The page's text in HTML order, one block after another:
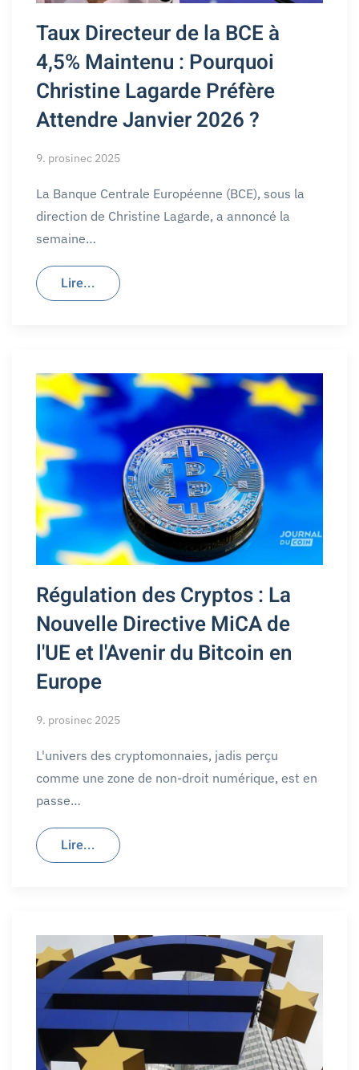
Taux Directeur de la BCE à
4,5% Maintenu : Pourquoi
Christine Lagarde Préfère
Attendre Janvier 2026 ?
9. prosinec 2025
La Banque Centrale Européenne (BCE), sous la
direction de Christine Lagarde, a annoncé la
semaine…
Lire...
Régulation des Cryptos : La
Nouvelle Directive MiCA de
l'UE et l'Avenir du Bitcoin en
Europe
9. prosinec 2025
L'univers des cryptomonnaies, jadis perçu
comme une zone de non-droit numérique, est en
passe…
Lire...